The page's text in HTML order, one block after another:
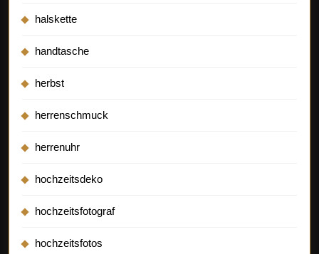
halskette
handtasche
herbst
herrenschmuck
herrenuhr
hochzeitsdeko
hochzeitsfotograf
hochzeitsfotos